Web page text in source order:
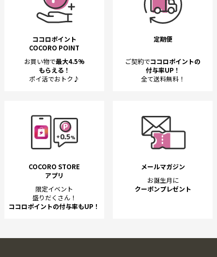
ココロポイント
COCORO POINT
お買い物で最大4.5%
もらえる！
ポイ活でおトク♪
定期便
ご契約でココロポイントの
付与率UP！
全て送料無料！
COCORO STORE
アプリ
限定イベント
盛りだくさん！
ココロポイントの付与率もUP！
メールマガジン
お誕生月に
クーポンプレゼント